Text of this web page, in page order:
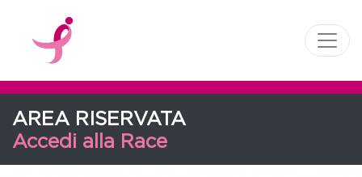
AREA RISERVATA
Accedi alla Race